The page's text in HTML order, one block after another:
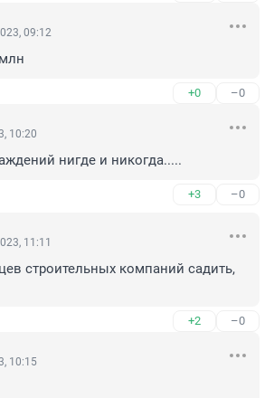
09:12
+0 –0
10:20
нигде и никогда.....
+3 –0
11:11
строительных компаний садить,
+2 –0
10:15